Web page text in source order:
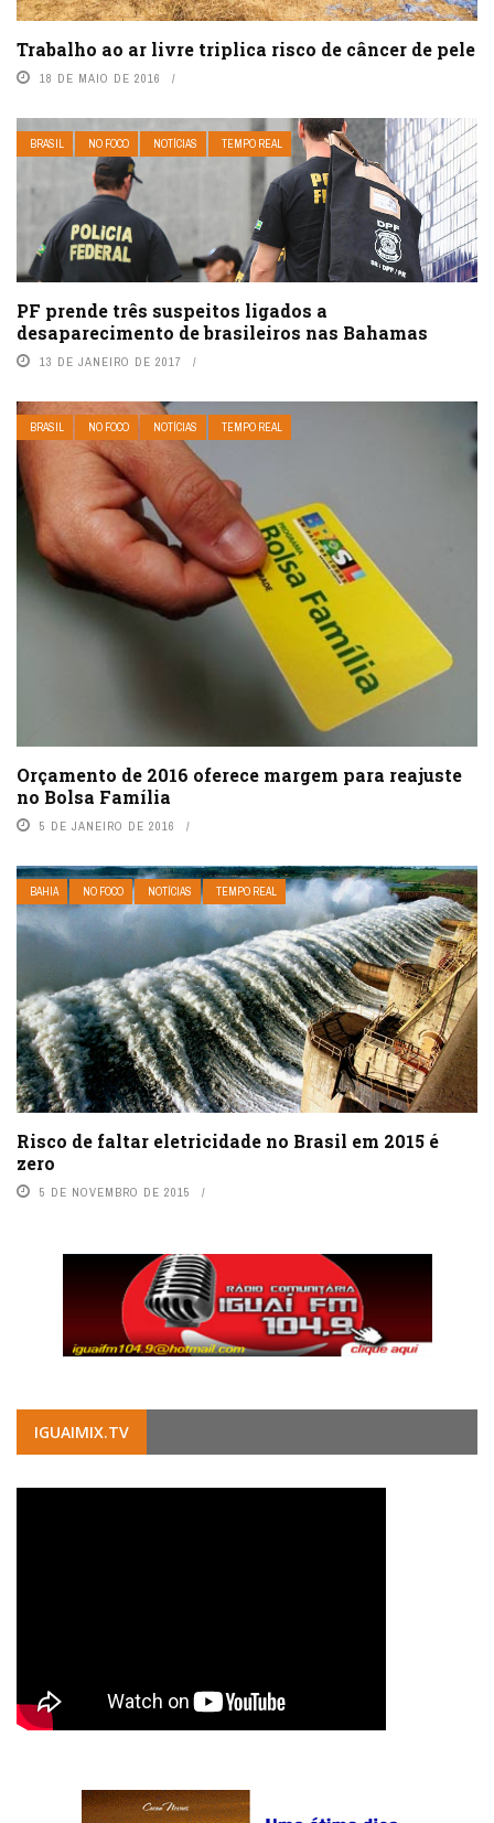
Trabalho ao ar livre triplica risco de câncer de pele
18 DE MAIO DE 2016
BRASIL NO FOCO NOTÍCIAS TEMPO REAL
PF prende três suspeitos ligados a
desaparecimento de brasileiros nas Bahamas
13 DE JANEIRO DE 2017
BRASIL NO FOCO NOTÍCIAS TEMPO REAL
Orçamento de 2016 oferece margem para reajuste
no Bolsa Família
5 DE JANEIRO DE 2016
BAHIA NO FOCO NOTÍCIAS TEMPO REAL
Risco de faltar eletricidade no Brasil em 2015 é
zero
5 DE NOVEMBRO DE 2015
IGUAIMIX.TV